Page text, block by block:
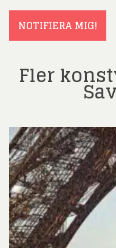
NOTIFIERA MIG!
Fler